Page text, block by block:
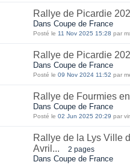
Rallye de Picardie
Dans Coupe de France
Posté le 11 Nov 2025 15:28 par
Rallye de Picardie
Dans Coupe de France
Posté le 09 Nov 2024 11:52 par
Rallye de Fourmies
Dans Coupe de France
Posté le 02 Jun 2025 20:29 par
Rallye de la Lys Ville
Avril...
2 pages
Dans Coupe de France